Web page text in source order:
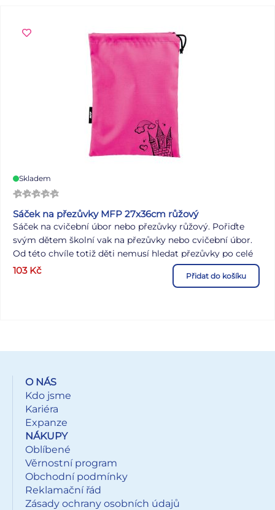
sportovní míče (fotbalový, baseballový, basketbalový,
golfový) Uvedená cena je za 1 ks.
Skladem
Sáček na přezůvky MFP 27x36cm růžový
Sáček na cvičební úbor nebo přezůvky růžový. Pořiďte
svým dětem školní vak na přezůvky nebo cvičební úbor.
Od této chvíle totiž děti nemusí hledat přezůvky po celé
šatně, ale mají je na jednom místě MATERIÁL: - 100%
polyester POUŽITÍ: Nahoře možnost stáhnutí šňůrkou.
103 Kč Přidat do košíku
O NÁS
Kdo jsme
Kariéra
Expanze
NÁKUPY
Oblíbené
Věrnostní program
Obchodní podmínky
Reklamační řád
Zásady ochrany osobních údajů